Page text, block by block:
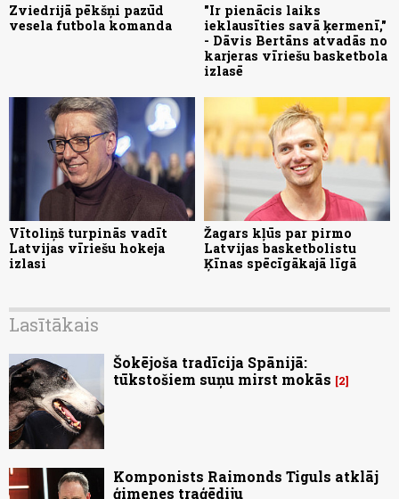
Zviedrijā pēkšņi pazūd
vesela futbola komanda
"Ir pienācis laiks
ieklausīties savā ķermenī,"
- Dāvis Bertāns atvadās no
karjeras vīriešu basketbola
izlasē
Vītoliņš turpinās vadīt
Latvijas vīriešu hokeja
izlasi
Žagars kļūs par pirmo
Latvijas basketbolistu
Ķīnas spēcīgākajā līgā
Lasītākais
Šokējoša tradīcija Spānijā:
tūkstošiem suņu mirst mokās
2
Komponists Raimonds Tiguls atklāj
ģimenes traģēdiju